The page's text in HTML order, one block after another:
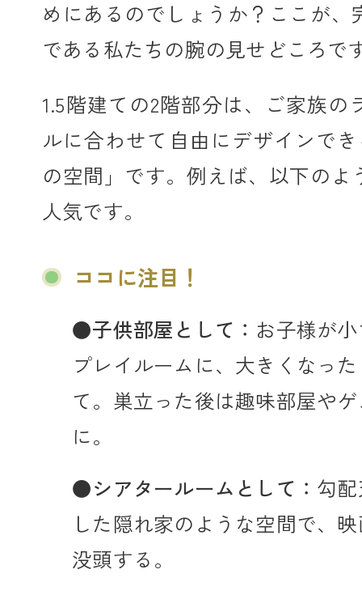
めにあるのでしょうか？ここが、
である私たちの腕の見せどころで
1.5階建ての2階部分は、ご家族の
ルに合わせて自由にデザインで
の空間」です。例えば、以下のよ
人気です。
ココに注目！
●子供部屋として： お子様が
プレイルームに、大きくなっ
て。巣立った後は趣味部屋や
に。
●シアタールームとして： 勾
した隠れ家のような空間で、
没頭する。